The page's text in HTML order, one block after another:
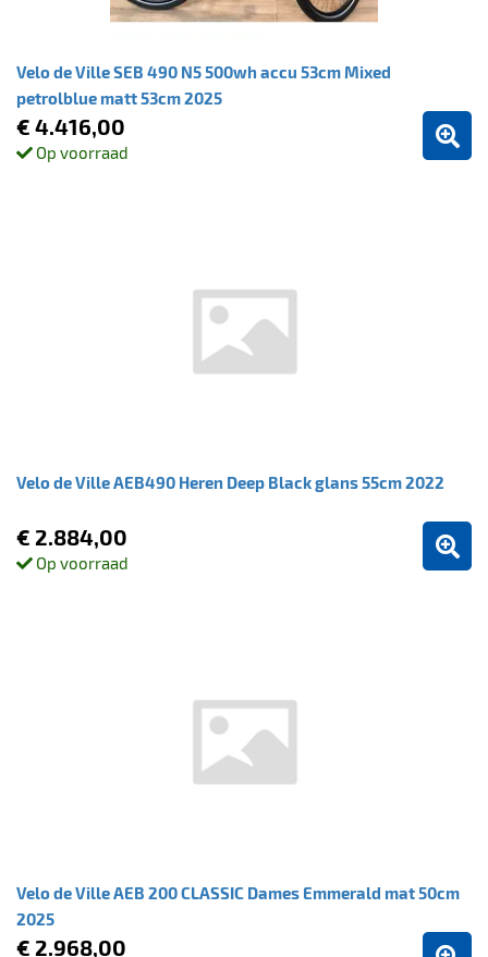
Velo de Ville SEB 490 N5 500wh accu 53cm Mixed
petrolblue matt 53cm 2025
€ 4.416,00
Op voorraad
Velo de Ville AEB490 Heren Deep Black glans 55cm 2022
€ 2.884,00
Op voorraad
Velo de Ville AEB 200 CLASSIC Dames Emmerald mat 50cm
2025
€ 2.968,00